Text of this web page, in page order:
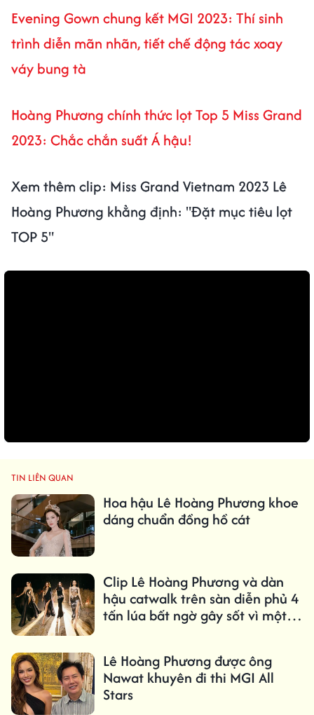
Evening Gown chung kết MGI 2023: Thí sinh
trình diễn mãn nhãn, tiết chế động tác xoay
váy bung tà
Hoàng Phương chính thức lọt Top 5 Miss Grand
2023: Chắc chắn suất Á hậu!
Xem thêm clip: Miss Grand Vietnam 2023 Lê
Hoàng Phương khẳng định: "Đặt mục tiêu lọt
TOP 5"
TIN LIÊN QUAN
Hoa hậu Lê Hoàng Phương khoe
dáng chuẩn đồng hồ cát
Clip Lê Hoàng Phương và dàn
hậu catwalk trên sàn diễn phủ 4
tấn lúa bất ngờ gây sốt vì một
Lê Hoàng Phương được ông
Nawat khuyên đi thi MGI All
Stars